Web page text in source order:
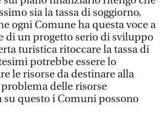
sia la tassa di soggiorno,
ogni Comune ha questa voce a
di un progetto serio di sviluppo
turistica ritoccare la tassa di
potrebbe essere lo
le risorse da destinare alla
delle risorse
su questo i Comuni possono